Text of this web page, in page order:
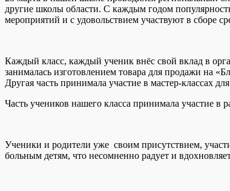
другие школы области. С каждым годом
мероприятий и с удовольствием участвуют в сборе
Каждый класс, каждый ученик внёс свой вклад в
занималась изготовлением товара для продажи на
Другая часть принимала участие в мастер-классах
Часть учеников нашего класса принимала участие в
Ученики и родители уже своим присутствием,
больным детям, что несомненно радует и